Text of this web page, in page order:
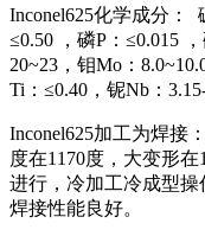
Inconel625化学成分：
≤0.50 ，磷P：≤0.015
20~23，钼Mo：
Ti：≤0.40，铌Nb：
Inconel625加工为焊接
度在1170度，大变形
进行，冷加工冷成型操
焊接性能良好。